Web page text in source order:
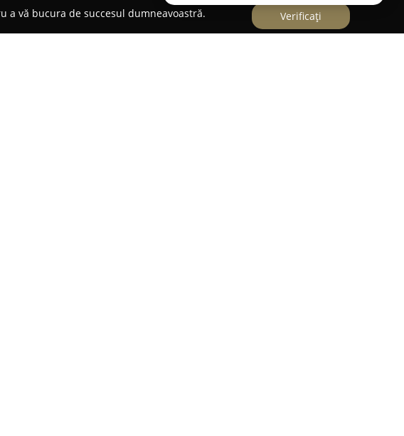
vă bucura de succesul dumneavoastră.
Verificați